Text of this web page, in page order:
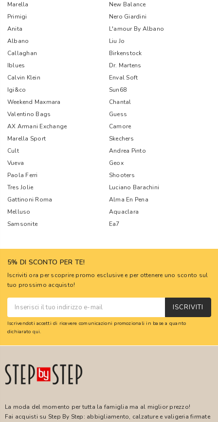
Marella
New Balance
Primigi
Nero Giardini
Anita
L'amour By Albano
Albano
Liu Jo
Callaghan
Birkenstock
Iblues
Dr. Martens
Calvin Klein
Enval Soft
Igi&co
Sun68
Weekend Maxmara
Chantal
Valentino Bags
Guess
AX Armani Exchange
Camore
Marella Sport
Skechers
Cult
Andrea Pinto
Vueva
Geox
Paola Ferri
Shooters
Tres Jolie
Luciano Barachini
Gattinoni Roma
Alma En Pena
Melluso
Aquaclara
Samsonite
Ea7
5% DI SCONTO PER TE!
Iscriviti ora per scoprire promo esclusive e per ottenere uno sconto sul
tuo prossimo acquisto!
ISCRIVITI
Iscrivendoti accetti di ricevere comunicazioni promozionali in base a quanto
dichiarato qui.
La moda del momento per tutta la famiglia ma al miglior prezzo!
Fai acquisti su Step By Step: abbigliamento, calzature e valigeria firmate